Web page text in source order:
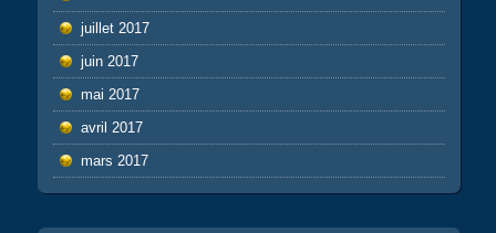
juillet 2017
juin 2017
mai 2017
avril 2017
mars 2017